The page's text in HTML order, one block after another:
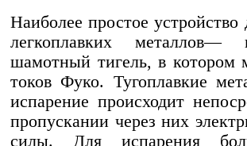
Наиболее простое
легкоплавких
шамотный тигель, в котором
токов Фуко. Тугоплавкие
испарение происходит
пропускании через них
силы. Для испарения